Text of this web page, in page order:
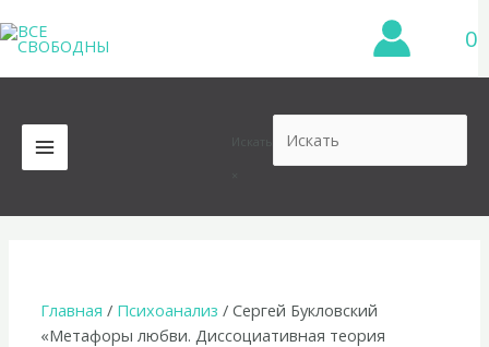
к
содержимому
0
MAIN
MENU
Главная / Психоанализ / Сергей Букловский
«Метафоры любви. Диссоциативная теория